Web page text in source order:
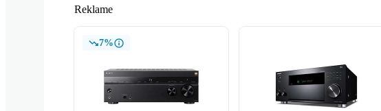
Reklame
7%